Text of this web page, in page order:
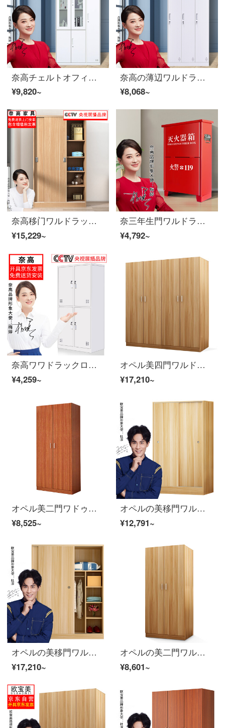
奈高チェルトオフィスキャビネット資料キャビネットキャビネットのロッカーの純白五ドアの更衣室の薄辺が豪華で厚いタイプです。
¥9,820~
奈高の薄辺ワルドラックの脱着ロッカーロッカーロッカーロッカーロッカー三門ワルドラックの純白豪華加重金
¥8,068~
奈高移门ワルドラック现代简约箪笥木制板式ワドラックコンボボックス浅胡桃色1800*1200*500
¥15,229~
奈三年生門ワルドラックスチール製ロッカー
¥4,792~
奈高ワワドラックロッカーロッカー4ドアワルドラックブブ
¥4,259~
オペル美四門ワルドロワーの社員寮箪笥浅胡桃色
¥17,210~
オペル美二門ワドゥロワープ社員寮箪笥柚木色
¥8,525~
オペルの美移門ワルドロワーの従業員寮ワトロドロブブは簡単に現代の障子箪笥の浅い胡桃色1800*1200*500
¥12,791~
オペルの美移門ワルドロワーの従業員寮ワトロドロブブは簡単に現代障子箪笥の浅い胡桃色1800*1600*500
¥17,210~
オペルの美二門ワルドロワーの従業員寮箪笥浅胡桃色
¥8,601~